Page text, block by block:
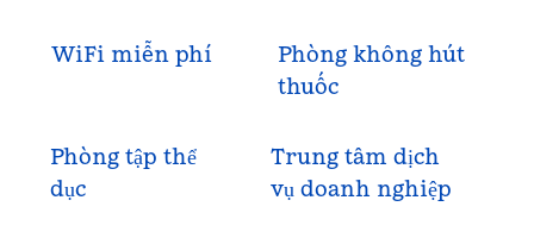
WiFi miễn phí
Phòng không hút
thuốc
Phòng tập thể
dục
Trung tâm dịch
vụ doanh nghiệp